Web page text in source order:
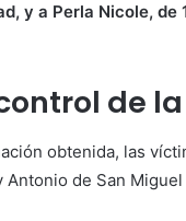
y a Perla Nicole,
de
obtenida, las
Antonio de San